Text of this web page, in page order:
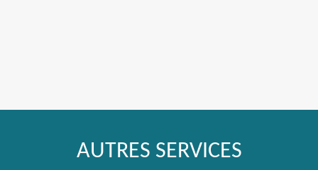
AUTRES SERVICES